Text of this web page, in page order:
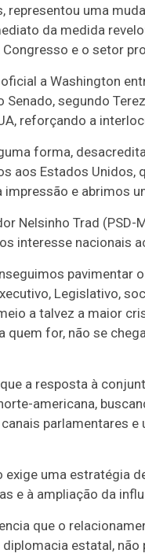
representou uma
da medida
e o setor
a Washington
Senado, segundo
reforçando a
forma,
aos Estados
e abrimos
Nelsinho Trad
interesse nacionais
pavimentar
Legislativo,
a talvez a maior
quem for, não se
a resposta à
americana,
parlamentares
uma estratégia
e à ampliação da
que o
estatal,